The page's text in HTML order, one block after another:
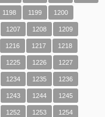
1198 1199 1200
1207 1208 1209
1216 1217 1218
1225 1226 1227
1234 1235 1236
1243 1244 1245
1252 1253 1254